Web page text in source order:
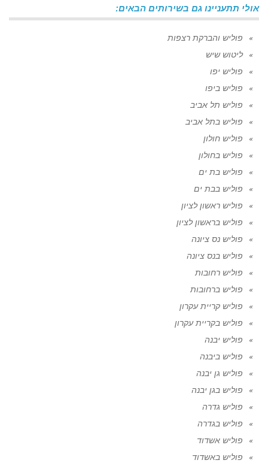
אולי תתעניינו גם בשירותים הבאים:
פוליש והברקת רצפות
ליטוש שיש
פוליש יפו
פוליש ביפו
פוליש תל אביב
פוליש בתל אביב
פוליש חולון
פוליש בחולון
פוליש בת ים
פוליש בבת ים
פוליש ראשון לציון
פוליש בראשון לציון
פוליש נס ציונה
פוליש בנס ציונה
פוליש רחובות
פוליש ברחובות
פוליש קריית עקרון
פוליש בקריית עקרון
פוליש יבנה
פוליש ביבנה
פוליש גן יבנה
פוליש בגן יבנה
פוליש גדרה
פוליש בגדרה
פוליש אשדוד
פוליש באשדוד